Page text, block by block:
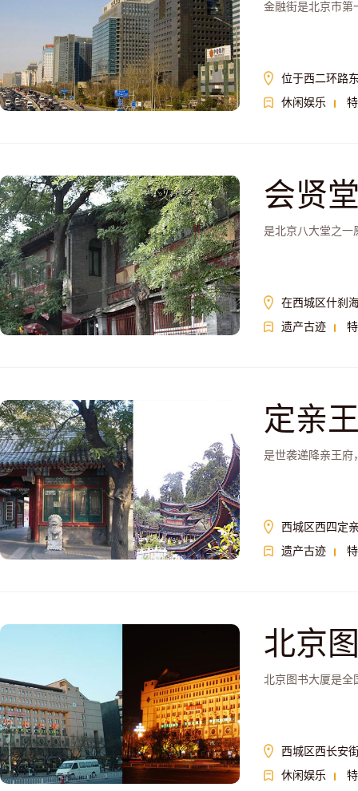
金融街是北京市第
位于西二环路
休闲娱乐
会贤
是北京八大堂之一
在西城区什刹
遗产古迹
定亲
是世袭递降亲王府
西城区西四定
遗产古迹
北京
北京图书大厦是全
西城区西长安
休闲娱乐